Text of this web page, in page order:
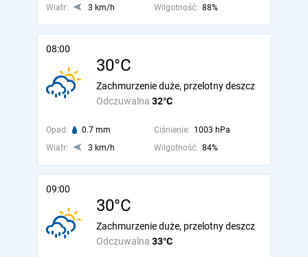
Wiatr:
3 km/h Wilgotność: 88%
08:00
30°C
Odczuwalna 32°C
Zachmurzenie duże, przelotny deszcz
Opad: 0.7 mm Ciśnienie: 1003 hPa
Wiatr:
3 km/h Wilgotność: 84%
09:00
30°C
Odczuwalna 33°C
Zachmurzenie duże, przelotny deszcz